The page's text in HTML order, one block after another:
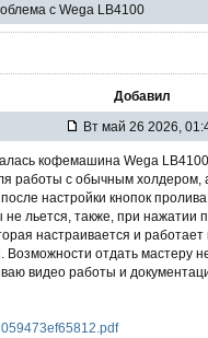
с Wega LB4100
Добавил
Вт май 26 2026,
кофемашина Wega
работы с обычным холдером,
настройки кнопок
льется, также, при нажатии
настраивается и
Возможности отдать мастеру
видео работы и